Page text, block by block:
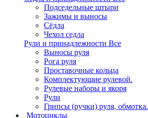
Подседельные штыри
Зажимы и выносы
Сёдла
Чехол седла
Рули и принадлежности Все
Выносы руля
Рога руля
Проставочные кольца
Комплектующие рулевой.
Рулевые наборы и якоря
Рули
Грипсы (ручки) руля, обмотка.
Мотоциклы